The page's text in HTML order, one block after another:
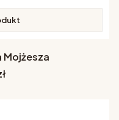
Mojżesza